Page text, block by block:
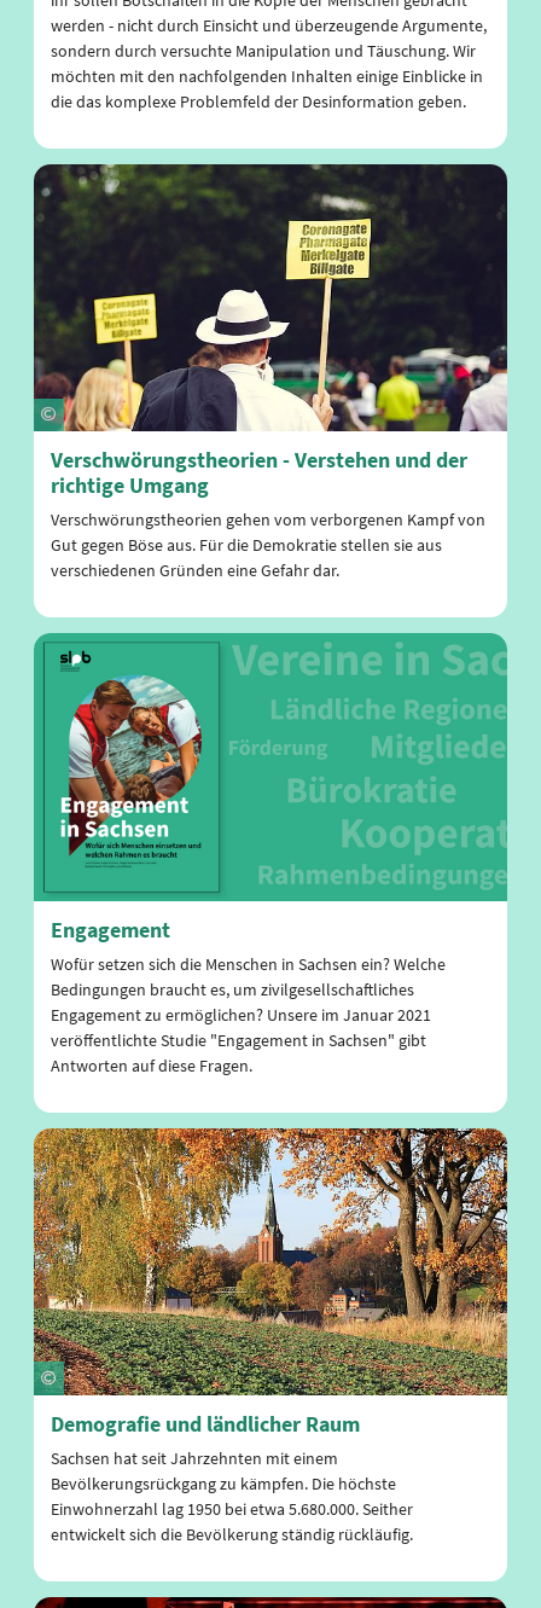
werden - nicht durch Einsicht und überzeugende Argumente,
sondern durch versuchte Manipulation und Täuschung. Wir
möchten mit den nachfolgenden Inhalten einige Einblicke in
die das komplexe Problemfeld der Desinformation geben.
Verschwörungstheorien - Verstehen und der
richtige Umgang
Verschwörungstheorien gehen vom verborgenen Kampf von
Gut gegen Böse aus. Für die Demokratie stellen sie aus
verschiedenen Gründen eine Gefahr dar.
Engagement
Wofür setzen sich die Menschen in Sachsen ein? Welche
Bedingungen braucht es, um zivilgesellschaftliches
Engagement zu ermöglichen? Unsere im Januar 2021
veröffentlichte Studie "Engagement in Sachsen" gibt
Antworten auf diese Fragen.
Demografie und ländlicher Raum
Sachsen hat seit Jahrzehnten mit einem
Bevölkerungsrückgang zu kämpfen. Die höchste
Einwohnerzahl lag 1950 bei etwa 5.680.000. Seither
entwickelt sich die Bevölkerung ständig rückläufig.